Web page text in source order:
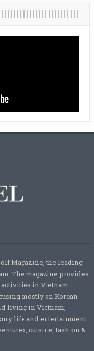
Magazine, the leading
The magazine provides
in Vietnam
mostly on Korean
living in Vietnam,
life and entertainment
cuisine, fashion &